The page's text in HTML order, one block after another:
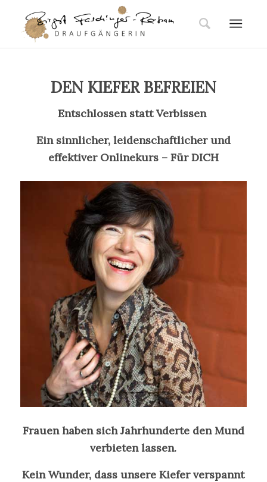
DEN KIEFER BEFREIEN
Entschlossen statt Verbissen
Ein sinnlicher, leidenschaftlicher und
effektiver Onlinekurs – Für DICH
Frauen haben sich Jahrhunderte den Mund
verbieten lassen.
Kein Wunder, dass unsere Kiefer verspannt